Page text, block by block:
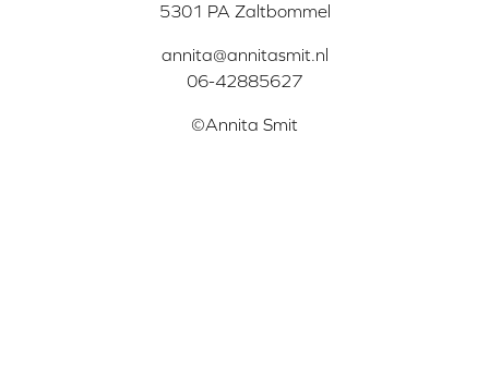
5301 PA Zaltbommel
annita@annitasmit.nl
06-42885627
©Annita Smit